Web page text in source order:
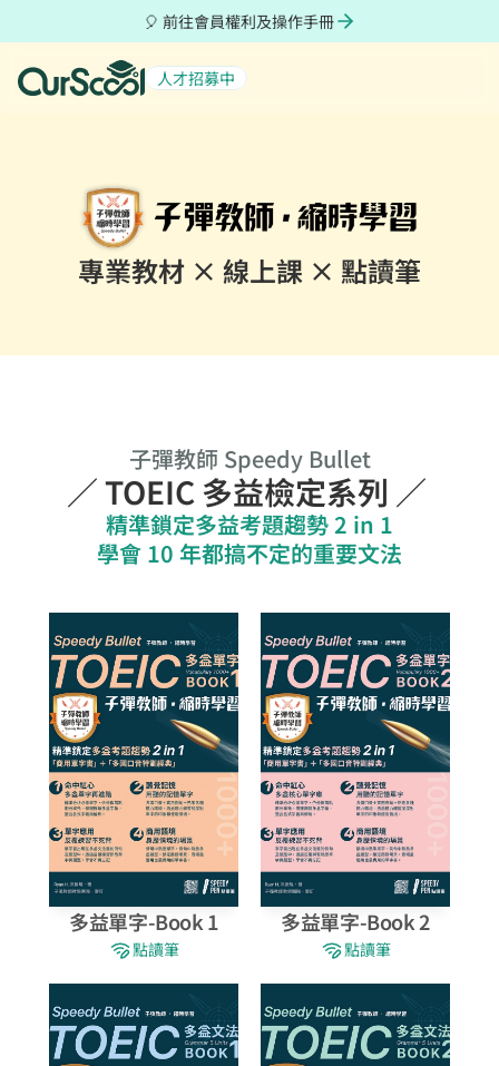
🎈 前往會員權利及操作手冊
人才招募中
專業教材 × 線上課 × 點讀筆
子彈教師 Speedy Bullet
／ TOEIC 多益檢定系列 ／
精準鎖定多益考題趨勢 2 in 1
學會 10 年都搞不定的重要文法
多益單字-Book 1
點讀筆
多益單字-Book 2
點讀筆